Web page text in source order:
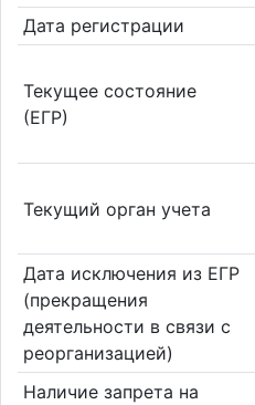
Дата регистрации
Текущее состояние
(ЕГР)
Текущий орган учета
Дата исключения из ЕГР
(прекращения
деятельности в связи с
реорганизацией)
Наличие запрета на